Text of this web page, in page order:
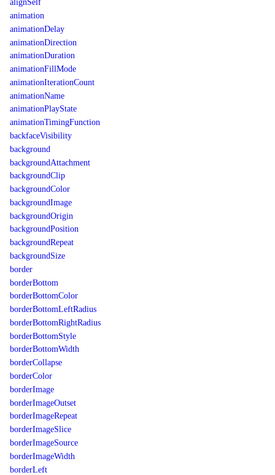
animation
animationDelay
animationDirection
animationDuration
animationFillMode
animationIterationCount
animationName
animationPlayState
animationTimingFunction
backfaceVisibility
background
backgroundAttachment
backgroundClip
backgroundColor
backgroundImage
backgroundOrigin
backgroundPosition
backgroundRepeat
backgroundSize
border
borderBottom
borderBottomColor
borderBottomLeftRadius
borderBottomRightRadius
borderBottomStyle
borderBottomWidth
borderCollapse
borderColor
borderImage
borderImageOutset
borderImageRepeat
borderImageSlice
borderImageSource
borderImageWidth
borderLeft